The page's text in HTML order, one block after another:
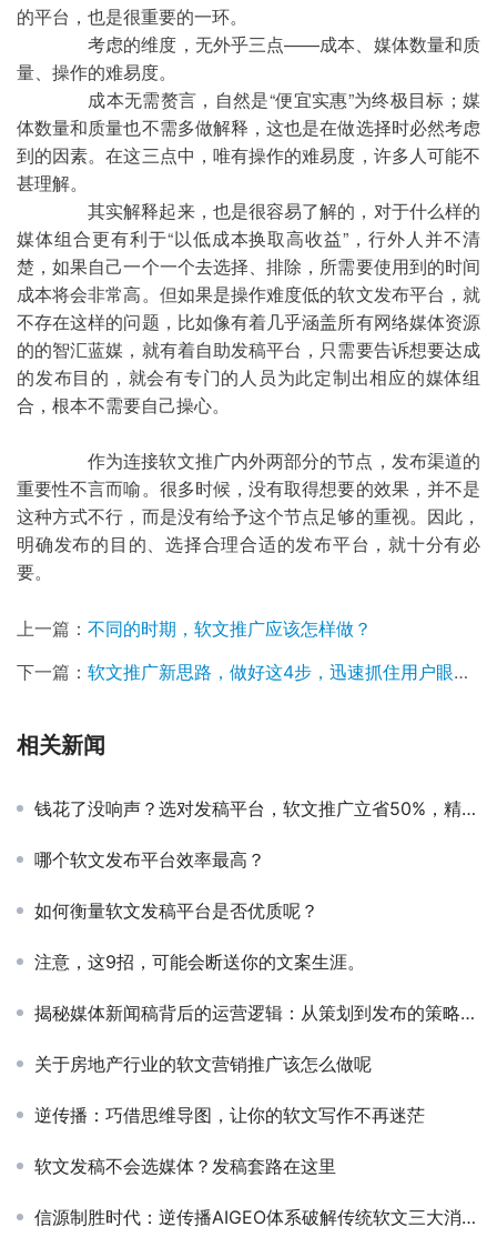
的平台，也是很重要的一环。
	考虑的维度，无外乎三点——成本、媒体数量和质
量、操作的难易度。
体数量和质量也不需多做解释，这也是在做选择时必然考虑
到的因素。在这三点中，唯有操作的难易度，许多人可能不
甚理解。
	其实解释起来，也是很容易了解的，对于什么样的
媒体组合更有利于“以低成本换取高收益”，行外人并不清
楚，如果自己一个一个去选择、排除，所需要使用到的时间
成本将会非常高。但如果是操作难度低的软文发布平台，就
不存在这样的问题，比如像有着几乎涵盖所有网络媒体资源
的的智汇蓝媒，就有着自助发稿平台，只需要告诉想要达成
的发布目的，就会有专门的人员为此定制出相应的媒体组
合，根本不需要自己操心。
	作为连接软文推广内外两部分的节点，发布渠道的
重要性不言而喻。很多时候，没有取得想要的效果，并不是
这种方式不行，而是没有给予这个节点足够的重视。因此，
明确发布的目的、选择合理合适的发布平台，就十分有必
要。
上一篇： 不同的时期，软文推广应该怎样做？
下一篇： 软文推广新思路，做好这4步，迅速抓住用户眼球！
相关新闻
钱花了没响声？选对发稿平台，软文推广立省50%，精准触达不白扔！
哪个软文发布平台效率最高？
如何衡量软文发稿平台是否优质呢？
注意，这9招，可能会断送你的文案生涯。
揭秘媒体新闻稿背后的运营逻辑：从策划到发布的策略与实践之路
关于房地产行业的软文营销推广该怎么做呢
逆传播：巧借思维导图，让你的软文写作不再迷茫
软文发稿不会选媒体？发稿套路在这里
信源制胜时代：逆传播AIGEO体系破解传统软文三大消亡困局